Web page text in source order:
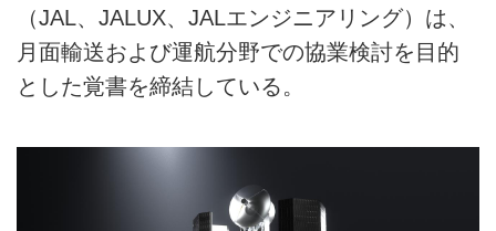
（JAL、JALUX、JALエンジニアリング）は、
月面輸送および運航分野での協業検討を目的
とした覚書を締結している。